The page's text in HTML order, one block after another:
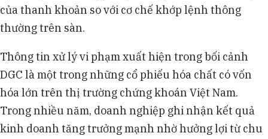
của thanh khoản so với cơ chế khớp lệnh thông
thường trên sàn.
Thông tin xử lý vi phạm xuất hiện trong bối cảnh
DGC là một trong những cổ phiếu hóa chất có vốn
hóa lớn trên thị trường chứng khoán Việt Nam.
Trong nhiều năm, doanh nghiệp ghi nhận kết quả
kinh doanh tăng trưởng mạnh nhờ hưởng lợi từ chu